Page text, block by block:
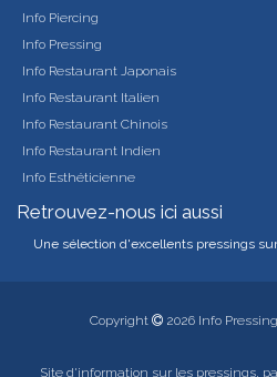
Info Piercing
Info Pressing
Info Restaurant Japonais
Info Restaurant Italien
Info Restaurant Chinois
Info Restaurant Indien
Info Esthéticienne
Retrouvez-nous ici aussi
Une sélection d'excellents pressings
Copyright 2026 Info
Site d'information sur les pressings,